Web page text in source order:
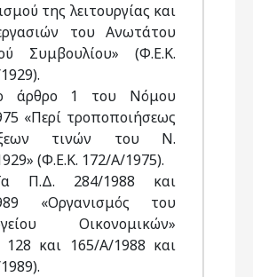
της λειτουργίας και
του Ανωτάτου
Συμβουλίου» (Φ.Ε.Κ.
άρθρο 1 του Νόμου
«Περί τροποποιήσεως
τινών του Ν.
(Φ.Ε.Κ. 172/Α/1975).
Π.Δ. 284/1988 και
«Οργανισμός του
Οικονομικών»
128 και 165/Α/1988 και